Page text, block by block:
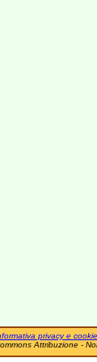
privacy e cookie
Attribuzione -